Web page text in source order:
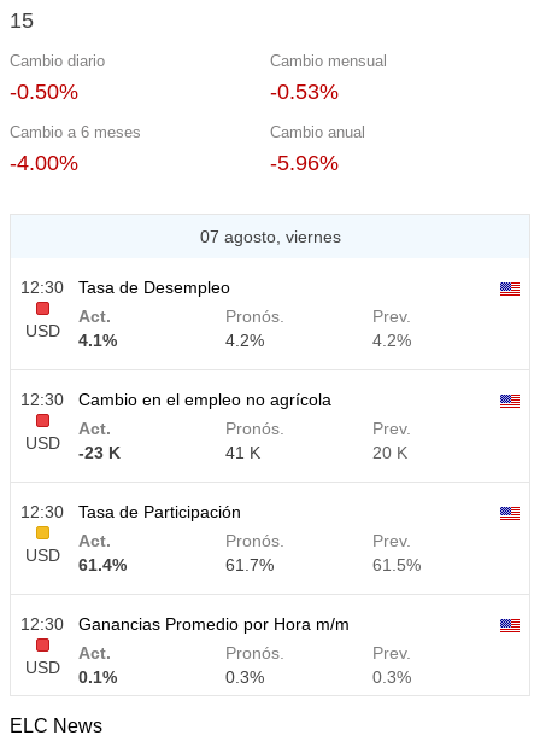
15
Cambio diario
-0.50%
Cambio mensual
-0.53%
Cambio a 6 meses
-4.00%
Cambio anual
-5.96%
07 agosto, viernes
12:30
USD
Tasa de Desempleo
Act.
4.1%
Pronós.
4.2%
Prev.
4.2%
12:30
USD
Cambio en el empleo no agrícola
Act.
-23 K
Pronós.
41 K
Prev.
20 K
12:30
USD
Tasa de Participación
Act.
61.4%
Pronós.
61.7%
Prev.
61.5%
12:30
USD
Ganancias Promedio por Hora m/m
Act.
0.1%
Pronós.
0.3%
Prev.
0.3%
12:30
Ganancias Promedio por Hora a/a
ELC News